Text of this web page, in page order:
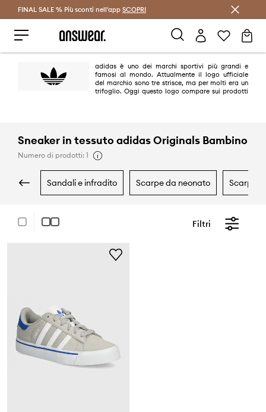
Risparmia con Answear Club >
FINAL SALE % Più sconti nell'app SCOPRI
adidas è uno dei marchi sportivi più grandi e
famosi al mondo. Attualmente il logo ufficiale
del marchio sono tre strisce, ma per molti era un
trifoglio. Oggi questo logo compare sui prodotti
Sneaker in tessuto adidas Originals Bambino
Numero di prodotti: 1
sandali e infradito scarpe da neonato scarpe
Filtri